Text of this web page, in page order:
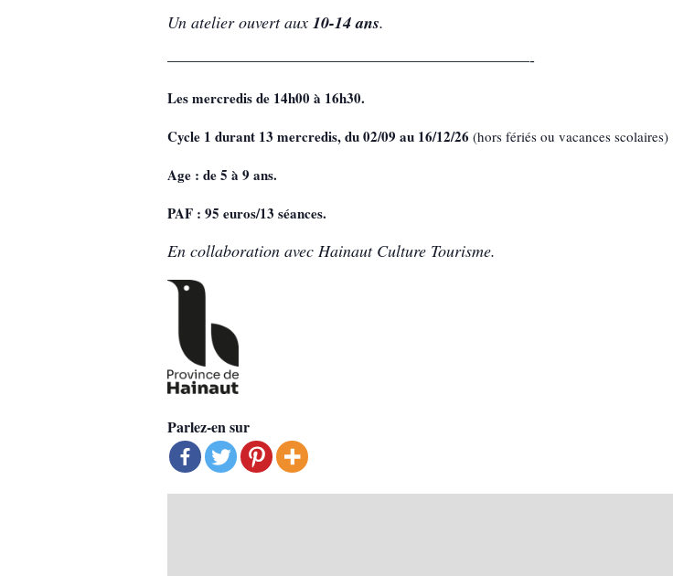
Un atelier ouvert aux 10-14 ans.
——————————————————————-
Les mercredis de 14h00 à 16h30.
Cycle 1 durant 13 mercredis, du 02/09 au 16/12/26 (hors fériés ou vacances scolaires)
Age : de 5 à 9 ans.
PAF : 95 euros/13 séances.
En collaboration avec Hainaut Culture Tourisme.
Parlez-en sur